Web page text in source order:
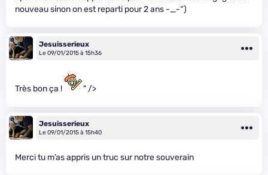
nouveau sinon on est reparti pour 2 ans -_-“)
Jesuisserieux
Le 09/01/2015 à 15h36
Très bon ça ! " />
Jesuisserieux
Le 09/01/2015 à 15h40
Merci tu m’as appris un truc sur notre souverain